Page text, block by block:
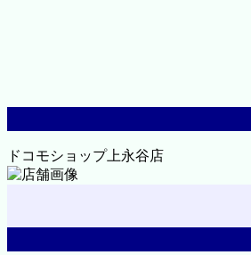
ドコモショップ上永谷店